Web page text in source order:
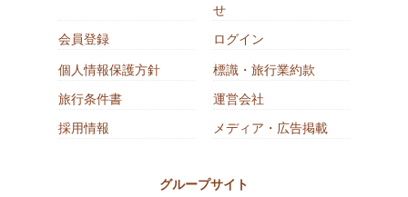
せ
会員登録
ログイン
個人情報保護方針
標識・旅行業約款
旅行条件書
運営会社
採用情報
メディア・広告掲載
グループサイト